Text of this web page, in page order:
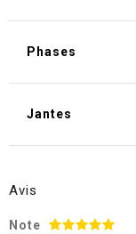
Phases
Jantes
Avis
Note